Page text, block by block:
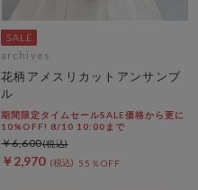
archives
花柄アメスリカットアンサンブ
ル
期間限定タイムセールSALE価格から更に
10%OFF! 8/10 10:00まで
￥2,970 55％OFF
￥6,600